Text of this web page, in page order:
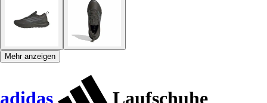
Mehr anzeigen
adidas
Laufschuhe